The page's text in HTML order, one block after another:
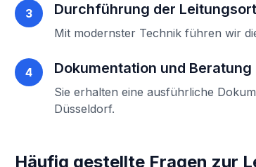
3 Durchführung der
Mit modernster Technik führen wir
4 Dokumentation und Beratung
Sie erhalten eine ausführliche
Düsseldorf.
Häufig gestellte Fragen zur